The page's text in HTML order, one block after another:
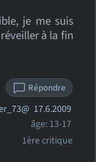
je me suis
à la fin
Répondre
17.6.2009
âge: 13-17
1ère critique